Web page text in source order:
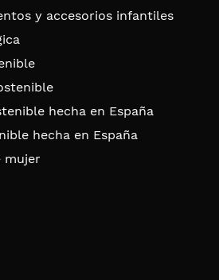
y accesorios infantiles
hecha en España
hecha en España
mujer